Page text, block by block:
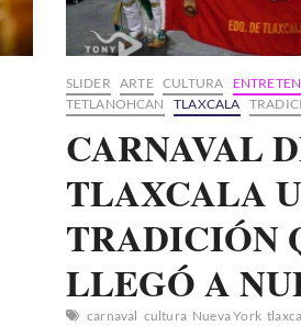
SLIDER ARTE CULTURA
TETLANOHCAN
TLAXCALA
CARNAVAL
TLAXCALA
TRADICIÓN
LLEGÓ A
carnaval cultura Nueva York